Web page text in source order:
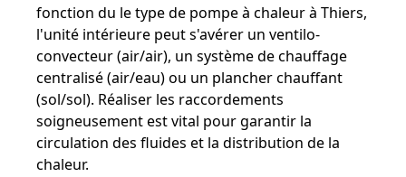
fonction du le type de pompe à chaleur à Thiers,
l'unité intérieure peut s'avérer un ventilo-
convecteur (air/air), un système de chauffage
centralisé (air/eau) ou un plancher chauffant
(sol/sol). Réaliser les raccordements
soigneusement est vital pour garantir la
circulation des fluides et la distribution de la
chaleur.